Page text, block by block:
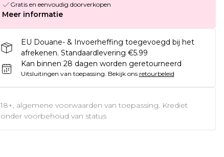
Gratis en eenvoudig doorverkopen
Meer informatie
EU Douane- & Invoerheffing toegevoegd bij het
afrekenen. Standaardlevering €5.99
Kan binnen 28 dagen worden geretourneerd
Uitsluitingen van toepassing. Bekijk ons retourbeleid
18+, algemene voorwaarden van toepassing. Krediet
onder voorbehoud van status